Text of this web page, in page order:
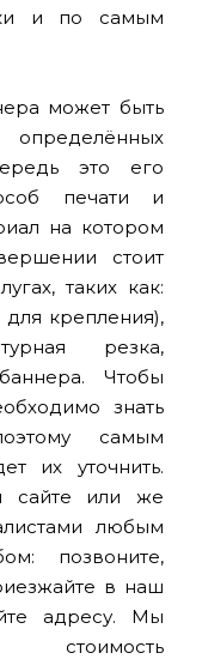
и по самым
может быть
это его
печати и
на котором
стоит
таких как:
крепления),
резка,
Чтобы
знать
самым
их уточнить.
сайте или же
любым
позвоните,
в наш
адресу. Мы
стоимость